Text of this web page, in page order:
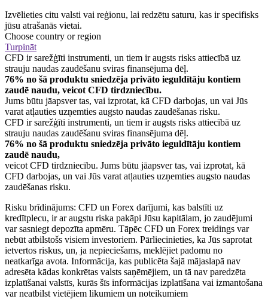
Izvēlieties citu valsti vai reģionu, lai redzētu saturu, kas ir specifisks
jūsu atrašanās vietai.
Choose country or region
Turpināt
CFD ir sarežģīti instrumenti, un tiem ir augsts risks attiecībā uz
strauju naudas zaudēšanu sviras finansējuma dēļ.
76% no šā produktu sniedzēja privāto ieguldītāju kontiem
zaudē naudu, veicot CFD tirdzniecību.
Jums būtu jāapsver tas, vai izprotat, kā CFD darbojas, un vai Jūs
varat atļauties uzņemties augsto naudas zaudēšanas risku.
CFD ir sarežģīti instrumenti, un tiem ir augsts risks attiecībā uz
strauju naudas zaudēšanu sviras finansējuma dēļ.
76% no šā produktu sniedzēja privāto ieguldītāju kontiem
zaudē naudu,
veicot CFD tirdzniecību. Jums būtu jāapsver tas, vai izprotat, kā
CFD darbojas, un vai Jūs varat atļauties uzņemties augsto naudas
zaudēšanas risku.
Risku brīdinājums: CFD un Forex darījumi, kas balstīti uz
kredītplecu, ir ar augstu riska pakāpi Jūsu kapitālam, jo zaudējumi
var sasniegt depozīta apmēru. Tāpēc CFD un Forex treidings var
nebūt atbilstošs visiem investoriem. Pārliecinieties, ka Jūs saprotat
ietvertos riskus, un, ja nepieciešams, meklējiet padomu no
neatkarīga avota. Informācija, kas publicēta šajā mājaslapā nav
adresēta kādas konkrētas valsts saņēmējiem, un tā nav paredzēta
izplatīšanai valstīs, kurās šīs informācijas izplatīšana vai izmantošana
var neatbilst vietējiem likumiem un noteikumiem